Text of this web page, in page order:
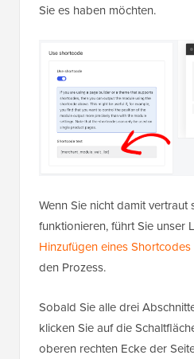
Sie es haben möchten.
Wenn Sie nicht damit
funktionieren, führt Sie unser
Hinzufügen eines
den Prozess.
Sobald Sie alle drei
klicken Sie auf die
oberen rechten Ecke der